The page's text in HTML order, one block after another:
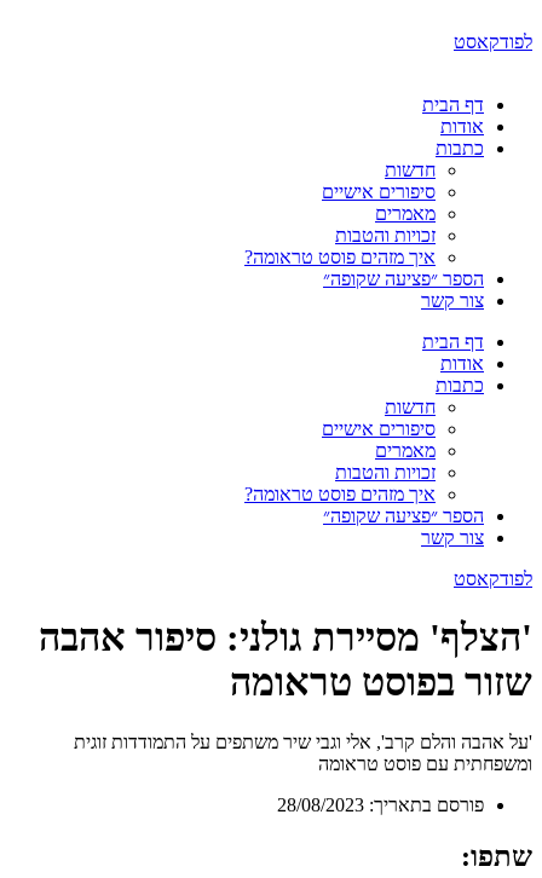
לתוכן
לפודקאסט
דף הבית
אודות
כתבות
חדשות
סיפורים אישיים
מאמרים
זכויות והטבות
איך מזהים פוסט טראומה?
הספר ״פציעה שקופה״
צור קשר
דף הבית
אודות
כתבות
חדשות
סיפורים אישיים
מאמרים
זכויות והטבות
איך מזהים פוסט טראומה?
הספר ״פציעה שקופה״
צור קשר
לפודקאסט
'הצלף' מסיירת גולני: סיפור אהבה
שזור בפוסט טראומה
'על אהבה והלם קרב', אלי וגבי שיר משתפים על התמודדות זוגית
ומשפחתית עם פוסט טראומה
פורסם בתאריך: 28/08/2023
שתפו: